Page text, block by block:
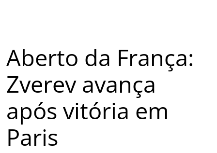
Aberto da França:
Zverev avança
após vitória em
Paris